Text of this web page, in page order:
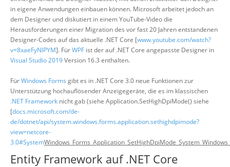
in eigene Anwendungen einbauen können. Microsoft arbeitet jedoch an
dem Designer und diskutiert in einem YouTube-Video die
Herausforderungen einer Migration des vor fast 20 Jahren entstandenen
Designer-Codes auf das aktuelle .NET Core [www.youtube.com/watch?
v=8xaeFyNlPYM]. FürWPF ist der auf .NET Core angepasste Designer in
Visual Studio 2019Version 16.3 enthalten.
FürWindows Forms gibt es in .NET Core 3.0 neue Funktionen zur
Unterstützung hochauflösender Anzeigegeräte, die es im klassischen
.NET Framework nicht gab (siehe Application.SetHighDpiMode() siehe
[docs.microsoft.com/de-
de/dotnet/api/system.windows.forms.application.sethighdpimode?
view=netcore-
3.0#System
Entity Framework auf .NET Core